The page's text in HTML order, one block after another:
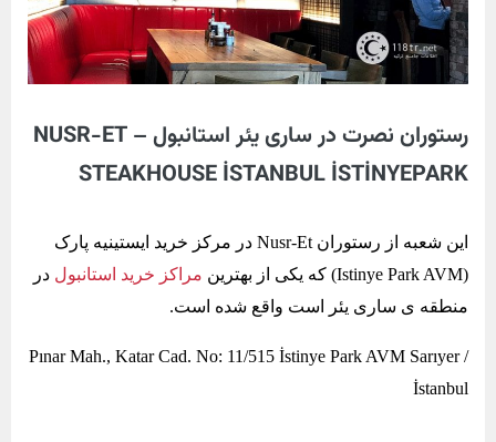
رستوران نصرت در ساری یئر استانبول – NUSR-ET
STEAKHOUSE İSTANBUL İSTİNYEPARK
این شعبه از رستوران Nusr-Et در مرکز خرید ایستینیه پارک
(Istinye Park AVM) که یکی از بهترین
مراکز خرید استانبول در
منطقه ی ساری یئر است واقع شده است.
Pınar Mah., Katar Cad. No: 11/515 İstinye Park AVM Sarıyer /
İstanbul